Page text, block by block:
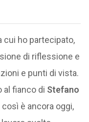
cui ho partecipato,
di riflessione e
e punti di vista.
al fianco di Stefano
così è ancora oggi,